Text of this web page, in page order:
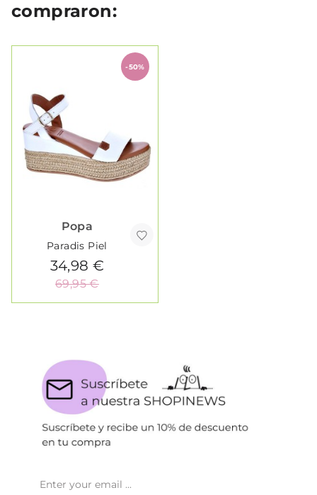
compraron:
-50%
Popa
Paradis Piel
34,98 €
69,95 €